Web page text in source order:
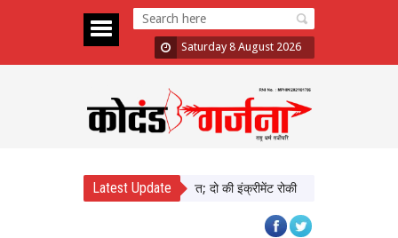
Saturday 8 August 2026
Latest Update
में दिखाई सख्ती, 3 अधिकारी निलंबित; दो की इंक्रीमेंट रोकी पंजाब चुनाव से पहले